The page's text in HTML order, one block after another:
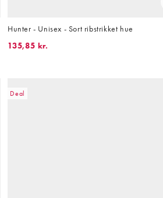
Hunter - Unisex - Sort ribstrikket hue
135,85 kr.
Deal